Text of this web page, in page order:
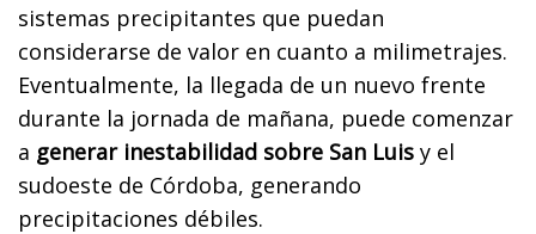
sistemas precipitantes que puedan
considerarse de valor en cuanto a milimetrajes.
Eventualmente, la llegada de un nuevo frente
durante la jornada de mañana, puede comenzar
a generar inestabilidad sobre San Luis y el
sudoeste de Córdoba, generando
precipitaciones débiles.